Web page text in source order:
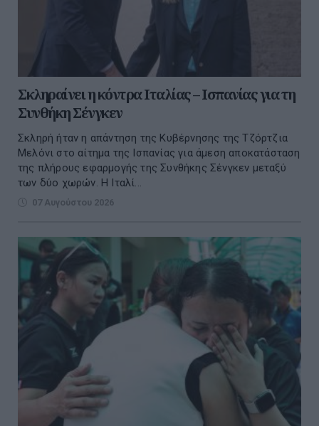
Σκληραίνει η κόντρα Ιταλίας – Ισπανίας για τη
Συνθήκη Σένγκεν
Σκληρή ήταν η απάντηση της Κυβέρνησης της Τζόρτζια
Μελόνι στο αίτημα της Ισπανίας για άμεση αποκατάσταση
της πλήρους εφαρμογής της Συνθήκης Σένγκεν μεταξύ
των δύο χωρών. Η Ιταλί...
07 Αυγούστου 2026